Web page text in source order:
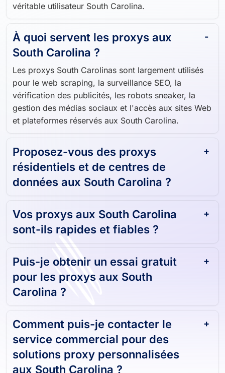
véritable utilisateur South Carolina.
À quoi servent les proxys aux
South Carolina ?
Les proxys South Carolinas sont largement utilisés
pour le web scraping, la surveillance SEO, la
vérification des publicités, les robots sneaker, la
gestion des médias sociaux et l'accès aux sites Web
et plateformes réservés aux South Carolina.
Proposez-vous des proxys
résidentiels et de centres de
données aux South Carolina ?
Vos proxys aux South Carolina
sont-ils rapides et fiables ?
Puis-je obtenir un essai gratuit
pour les proxys aux South
Carolina ?
Comment puis-je contacter le
service commercial pour des
solutions proxy personnalisées
aux South Carolina ?